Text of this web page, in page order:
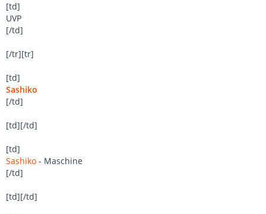
[td]
UVP
[/td]
[/tr][tr]
[td]
Sashiko
[/td]
[td][/td]
[td]
Sashiko - Maschine
[/td]
[td][/td]